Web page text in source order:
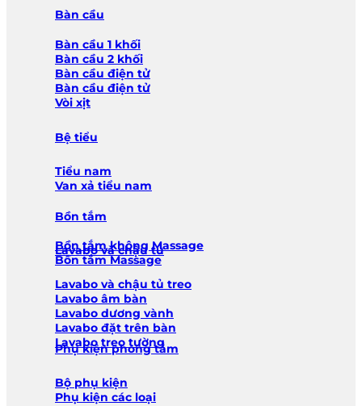
Bàn cầu
Bàn cầu 1 khối
Bàn cầu 2 khối
Bàn cầu điện tử
Bàn cầu điện tử
Vòi xịt
Bệ tiểu
Tiểu nam
Van xả tiểu nam
Bồn tắm
Bồn tắm không Massage
Bồn tắm Massage
Lavabo và chậu tủ
Lavabo và chậu tủ treo
Lavabo âm bàn
Lavabo dương vành
Lavabo đặt trên bàn
Lavabo treo tường
Phụ kiện phòng tắm
Bộ phụ kiện
Phụ kiện các loại